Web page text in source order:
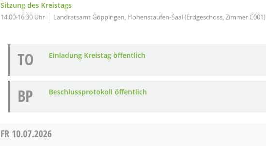
Sitzung des Kreistags
14:00-16:30 Uhr Landratsamt Göppingen, Hohenstaufen-Saal (Erdgeschoss, Zimmer C001)
TO Einladung Kreistag öffentlich
BP Beschlussprotokoll öffentlich
FR 10.07.2026